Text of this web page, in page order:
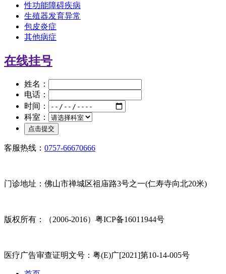
性功能障碍疾病
生殖器发育异常
包皮炎症
其他病症
在线挂号
姓名：
电话：
时间：
科室：
客服热线： 0757-66670666
门诊地址：佛山市禅城区祖庙路3号之一(仁寿寺向北20米)
版权所有：（2006-2016）粤ICP备16011944号
医疗广告审查证明文号：粤(E)广[2021]第10-14-005号